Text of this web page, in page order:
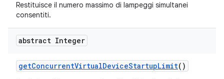
Restituisce il numero massimo di lampeggi simultanei
consentiti.
abstract Integer
getConcurrentVirtualDeviceStartupLimit()